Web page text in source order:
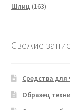
Шлиц 163163
Свежие
Средства для
Образец